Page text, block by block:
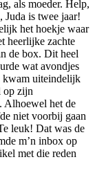
als moeder. Help,
is twee jaar!
het hoekje waar
heerlijke zachte
de box. Dit heel
wat avondjes
kwam uiteindelijk
op zijn
Alhoewel het de
niet voorbij gaan
leuk! Dat was de
m’n inbox op
met die reden